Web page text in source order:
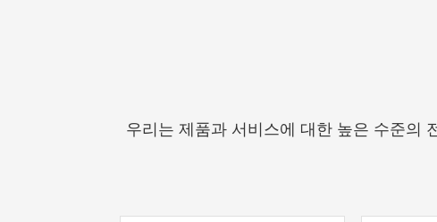
우리는 제품과 서비스에 대한 높은 수준의